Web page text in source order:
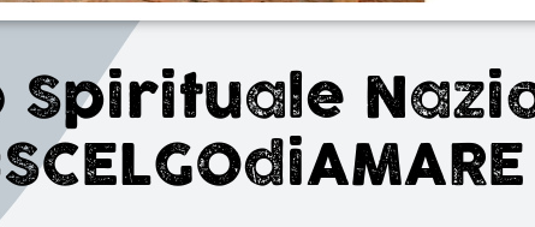
Spirituale